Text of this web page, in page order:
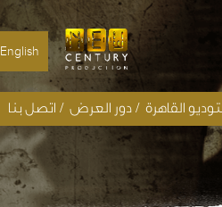
English
القاهرة / دور العرض / اتصل بنا